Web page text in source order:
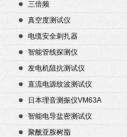
三倍频
真空度测试仪
电缆安全刺扎器
智能管线探测仪
发电机阻抗测试仪
直流电源纹波测试仪
日本理音测振仪VM63A
智能电导盐密测试仪
聚酰亚胺树脂